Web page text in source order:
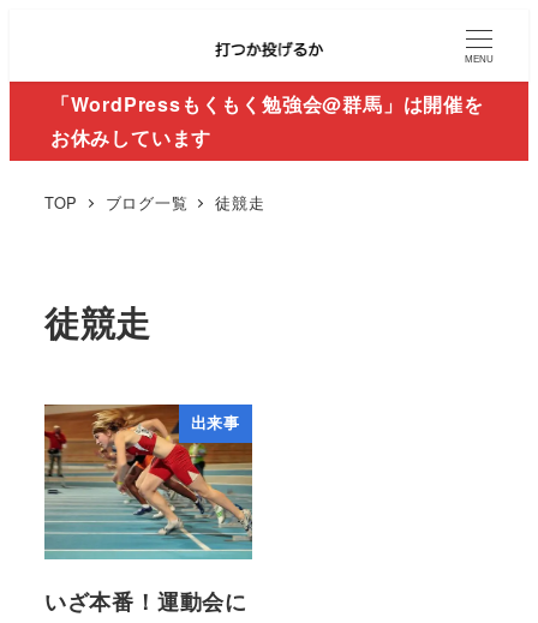
MENU
「WordPressもくもく勉強会@群馬」は開催を
お休みしています
TOP ブログ一覧 徒競走
徒競走
出来事
いざ本番！運動会に